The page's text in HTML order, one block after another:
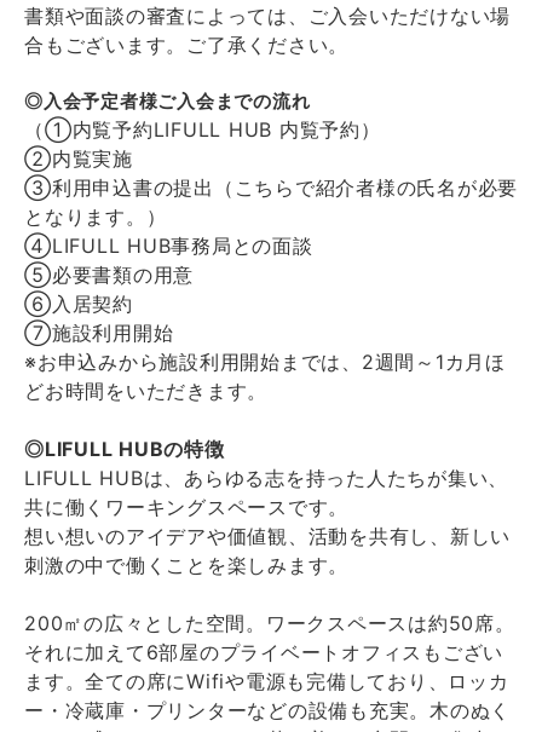
書類や面談の審査によっては、ご入会いただけない場
合もございます。ご了承ください。
◎入会予定者様ご入会までの流れ
（①内覧予約LIFULL HUB 内覧予約 ）
②内覧実施
③利用申込書の提出（こちらで紹介者様の氏名が必要
となります。）
④LIFULL HUB事務局との面談
⑤必要書類の用意
⑥入居契約
⑦施設利用開始
※お申込みから施設利用開始までは、2週間～1カ月ほ
どお時間をいただきます。
◎LIFULL HUBの特徴
LIFULL HUBは、あらゆる志を持った人たちが集い、
共に働くワーキングスペースです。
想い想いのアイデアや価値観、活動を共有し、新しい
刺激の中で働くことを楽しみます。
200㎡の広々とした空間。ワークスペースは約50席。
それに加えて6部屋のプライベートオフィスもござい
ます。全ての席にWifiや電源も完備しており、ロッカ
ー・冷蔵庫・プリンターなどの設備も充実。木のぬく